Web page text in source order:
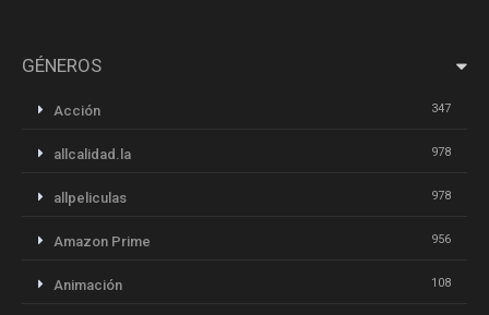
GÉNEROS
Acción 347
allcalidad.la 978
allpeliculas 978
Amazon Prime 956
Animación 108